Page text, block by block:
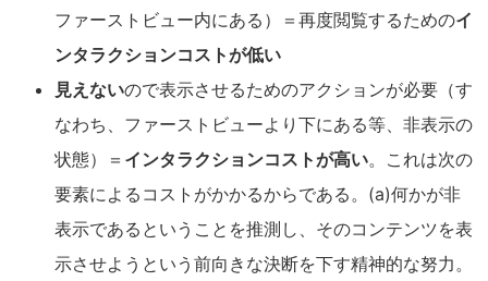
ファーストビュー内にある）＝再度閲覧するためのイ
ンタラクションコストが低い
見えないので表示させるためのアクションが必要（す
なわち、ファーストビューより下にある等、非表示の
状態）＝ インタラクションコストが高い。これは次の
要素によるコストがかかるからである。(a)何かが非
表示であるということを推測し、そのコンテンツを表
示させようという前向きな決断を下す精神的な努力。